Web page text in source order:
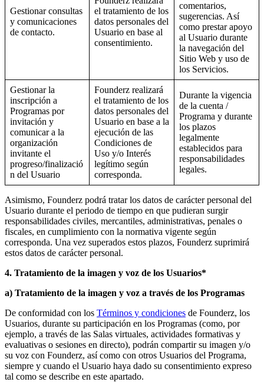
Gestionar consultas
y comunicaciones
de contacto.
el tratamiento de los
datos personales del
Usuario en base al
consentimiento.
comentarios,
sugerencias. Así
como prestar apoyo
al Usuario durante
la navegación del
Sitio Web y uso de
los Servicios.
Gestionar la
inscripción a
Programas por
invitación y
comunicar a la
organización
invitante el
progreso/finalizació
n del Usuario
Founderz realizará
el tratamiento de los
datos personales del
Usuario en base a la
ejecución de las
Condiciones de
Uso y/o Interés
legítimo según
corresponda.
Durante la vigencia
de la cuenta /
Programa y durante
los plazos
legalmente
establecidos para
responsabilidades
legales.
Asimismo, Founderz podrá tratar los datos de carácter personal del
Usuario durante el periodo de tiempo en que pudieran surgir
responsabilidades civiles, mercantiles, administrativas, penales o
fiscales, en cumplimiento con la normativa vigente según
corresponda. Una vez superados estos plazos, Founderz suprimirá
estos datos de carácter personal.
4. Tratamiento de la imagen y voz de los Usuarios*
a) Tratamiento de la imagen y voz a través de los Programas
De conformidad con los Términos y condiciones de Founderz, los
Usuarios, durante su participación en los Programas (como, por
ejemplo, a través de las Salas virtuales, actividades formativas y
evaluativas o sesiones en directo), podrán compartir su imagen y/o
su voz con Founderz, así como con otros Usuarios del Programa,
siempre y cuando el Usuario haya dado su consentimiento expreso
tal como se describe en este apartado.